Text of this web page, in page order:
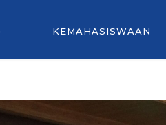
KEMAHASISWAAN